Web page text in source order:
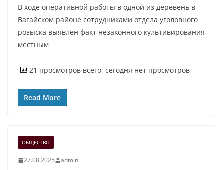
В ходе оперативной работы в одной из деревень в
Вагайском районе сотрудниками отдела уголовного
розыска выявлен факт незаконного культивирования
местным
21 просмотров всего, сегодня нет просмотров
Read More
ОБЩЕСТВО
27.08.2025 admin